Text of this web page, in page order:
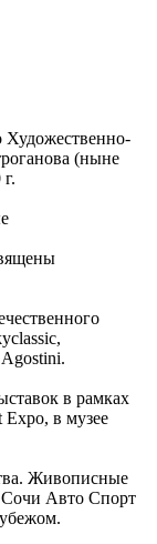
Художественно-
(ныне
в рамках
в музее
Живописные
Сочи Авто Спорт